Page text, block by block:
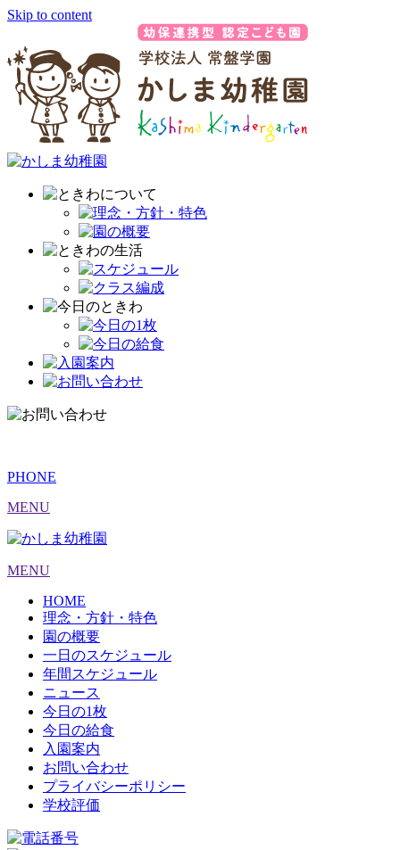
Skip to content
PHONE
MENU
MENU
HOME
理念・方針・特色
園の概要
一日のスケジュール
年間スケジュール
ニュース
今日の1枚
今日の給食
入園案内
お問い合わせ
プライバシーポリシー
学校評価